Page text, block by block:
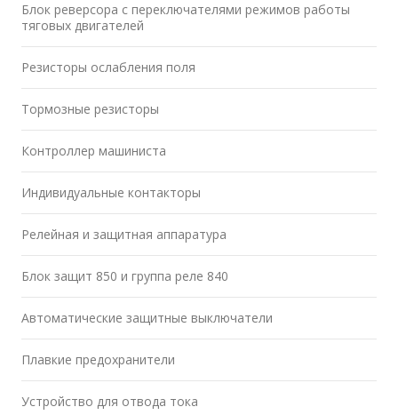
Блок реверсора с переключателями режимов работы
тяговых двигателей
Резисторы ослабления поля
Тормозные резисторы
Контроллер машиниста
Индивидуальные контакторы
Релейная и защитная аппаратура
Блок защит 850 и группа реле 840
Автоматические защитные выключатели
Плавкие предохранители
Устройство для отвода тока